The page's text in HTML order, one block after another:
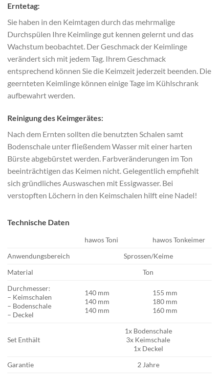
Erntetag:
Sie haben in den Keimtagen durch das mehrmalige
Durchspülen Ihre Keimlinge gut kennen gelernt und das
Wachstum beobachtet. Der Geschmack der Keimlinge
verändert sich mit jedem Tag. Ihrem Geschmack
entsprechend können Sie die Keimzeit jederzeit beenden. Die
geernteten Keimlinge können einige Tage im Kühlschrank
aufbewahrt werden.
Reinigung des Keimgerätes:
Nach dem Ernten sollten die benutzten Schalen samt
Bodenschale unter fließendem Wasser mit einer harten
Bürste abgebürstet werden. Farbveränderungen im Ton
beeinträchtigen das Keimen nicht. Gelegentlich empfiehlt
sich gründliches Auswaschen mit Essigwasser. Bei
verstopften Löchern in den Keimschalen hilft eine Nadel!
Technische Daten
hawos Toni
hawos Tonkeimer
Anwendungsbereich
Sprossen/Keime
Material
Ton
Durchmesser:
– Keimschalen
– Bodenschale
– Deckel
140 mm
140 mm
140 mm
155 mm
180 mm
160 mm
Set Enthält
1x Bodenschale
3x Keimschale
1x Deckel
Garantie
2 Jahre